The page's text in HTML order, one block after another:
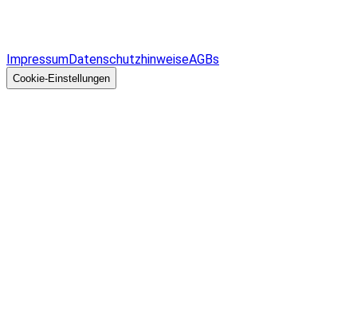
ImpressumDatenschutzhinweiseAGBs
Cookie-Einstellungen